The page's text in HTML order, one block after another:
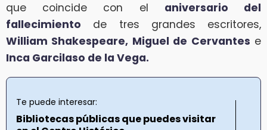
que coincide con el aniversario del
fallecimiento de tres grandes escritores,
William Shakespeare, Miguel de Cervantes e
Inca Garcilaso de la Vega.
Te puede interesar:
Bibliotecas públicas que puedes visitar